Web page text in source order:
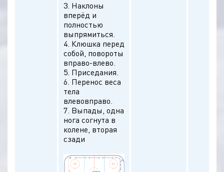
3. Наклоны
вперёд и
полностью
выпрямиться.
4. Клюшка перед
собой, повороты
вправо-влево.
5. Приседания.
6. Перенос веса
тела
влевовправо.
7. Выпады, одна
нога согнута в
колене, вторая
сзади